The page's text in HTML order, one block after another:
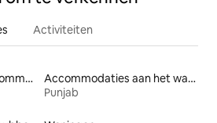
Activiteiten
Gezinsvriendelijke accommodaties
Accommodaties aan het water
Punjab